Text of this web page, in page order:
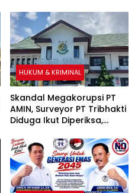
HUKUM & KRIMINAL
Skandal Megakorupsi PT
AMIN, Surveyor PT Tribhakti
Diduga Ikut Diperiksa,
Enggan Berkomentar